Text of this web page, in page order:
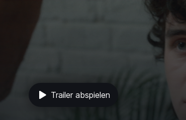
Komödien mit
Das Meer
Familie Intelligente
Trailer abspielen